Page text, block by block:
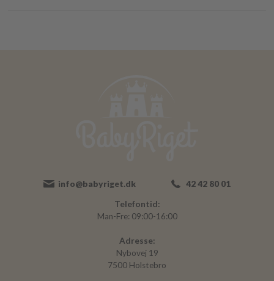
info@babyriget.dk 42 42 80 01
Telefontid:
Man-Fre: 09:00-16:00
Adresse:
Nybovej 19
7500 Holstebro